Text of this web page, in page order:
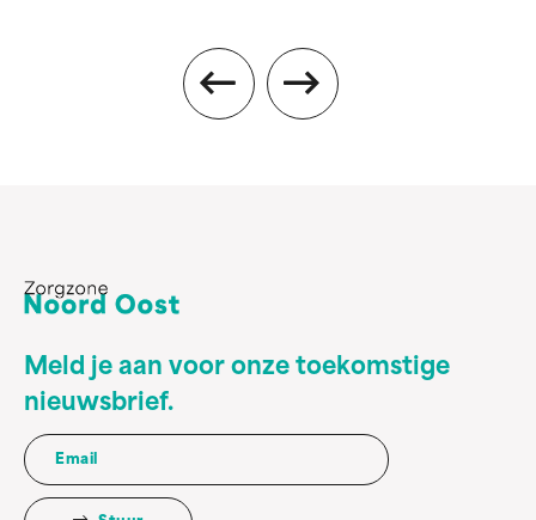
Meld je aan voor onze toekomstige
nieuwsbrief.